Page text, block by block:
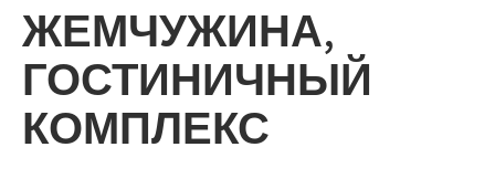
ЖЕМЧУЖИНА,
ГОСТИНИЧНЫЙ
КОМПЛЕКС